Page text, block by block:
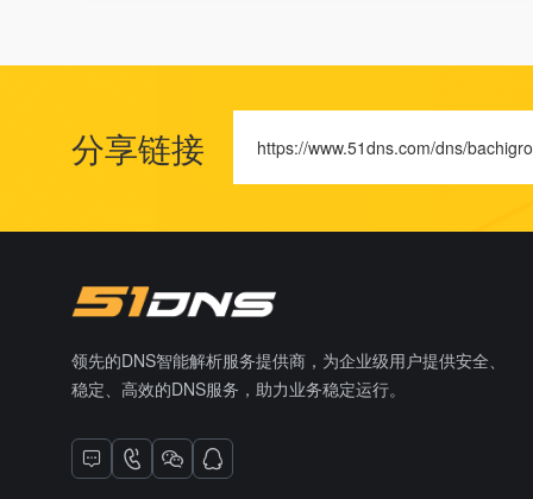
分享链接 https://www.51dns.com/dns/
领先的DNS智能解析服务提供商，为企业级用户提供安全、
稳定、高效的DNS服务，助力业务稳定运行。